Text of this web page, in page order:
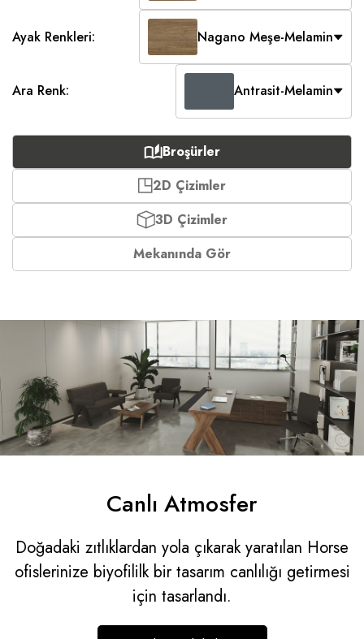
Ayak Renkleri: Nagano Meşe-Melamin
Ara Renk: Antrasit-Melamin
Broşürler
2D Çizimler
3D Çizimler
Mekanında Gör
Canlı Atmosfer
Doğadaki zıtlıklardan yola çıkarak yaratılan Horse
ofislerinize biyofililk bir tasarım canlılığı getirmesi
için tasarlandı.